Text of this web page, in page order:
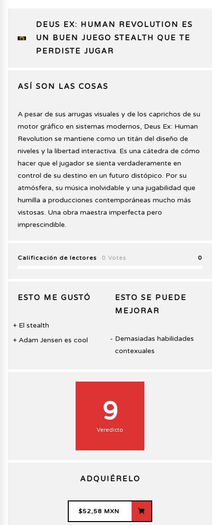
DEUS EX: HUMAN REVOLUTION ES
UN BUEN JUEGO STEALTH QUE TE
PERDISTE JUGAR
ASÍ SON LAS COSAS
A pesar de sus arrugas visuales y de los caprichos de su
motor gráfico en sistemas modernos, Deus Ex: Human
Revolution se mantiene como un titán del diseño de
niveles y la libertad interactiva. Es una cátedra de cómo
hacer que el jugador se sienta verdaderamente en
control de su destino en un futuro distópico. Por su
atmósfera, su música inolvidable y una jugabilidad que
humilla a producciones contemporáneas mucho más
vistosas. Una obra maestra imperfecta pero
imprescindible.
Calificación de lectores 0 Votes 0
ESTO ME GUSTÓ
El stealth
Adam Jensen es cool
ESTO SE PUEDE
MEJORAR
Demasiadas habilidades
contexuales
9
Veredicto
ADQUIÉRELO
$52,58 MXN